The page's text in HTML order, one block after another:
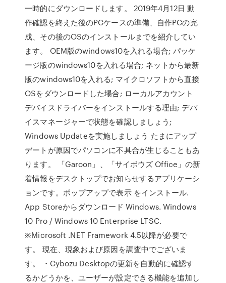
一時的にダウンロードします。 2019年4月12日 動
作確認を終えた後のPCケースの準備、自作PCの完
成、その後のOSのインストールまでを紹介してい
ます。 OEM版のwindows10を入れる場合; パッケ
ージ版のwindows10を入れる場合; ネットから最新
版のwindows10を入れる; マイクロソフトから直接
OSをダウンロードした場合; ローカルアカウント
デバイスドライバーをインストールする理由; デバ
イスマネージャーで状態を確認しましょう;
Windows Updateを実施しましょう たまにアップ
デートが原因でパソコンに不具合が生じることもあ
ります。 「Garoon」、「サイボウズ Office」の新
着情報をデスクトップでお知らせするアプリケーシ
ョンです。ポップアップで表示 をインストール.
App Storeからダウンロード Windows. Windows
10 Pro / Windows 10 Enterprise LTSC.
※Microsoft .NET Framework 4.5以降が必要で
す。 現在、現象および原因を調査中でございま
す。 ・Cybozu Desktopの更新を自動的に確認す
るかどうかを、ユーザーが設定できる機能を追加し